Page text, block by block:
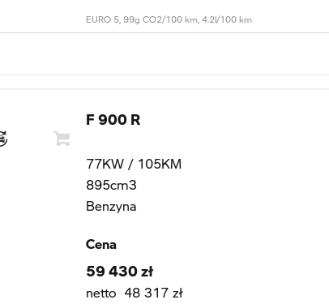
EURO 5, 99g CO2/100 km, 4.2l/100 km
F 900 R
77KW / 105KM
895cm3
Benzyna
Cena
59 430 zł
netto 48 317 zł